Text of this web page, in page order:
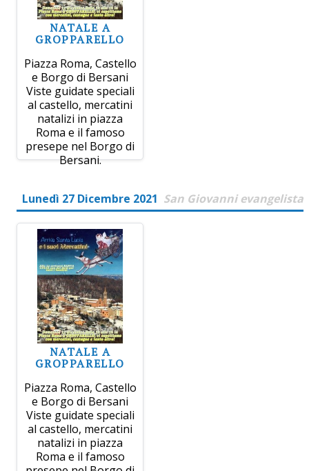
NATALE A
GROPPARELLO
Piazza Roma, Castello
e Borgo di Bersani
Viste guidate speciali
al castello, mercatini
natalizi in piazza
Roma e il famoso
presepe nel Borgo di
Bersani.
Lunedì 27 Dicembre 2021 San Giovanni evangelista
NATALE A
GROPPARELLO
Piazza Roma, Castello
e Borgo di Bersani
Viste guidate speciali
al castello, mercatini
natalizi in piazza
Roma e il famoso